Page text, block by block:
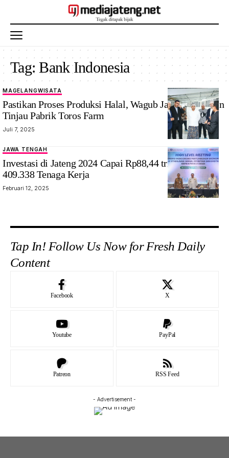
Tag:Bank Indonesia
MAGELANGWISATA
Pastikan Proses Produksi Halal, Wagub Jateng Taj Yasin
Tinjau Pabrik Toros Farm
Juli 7, 2025
PJ Gubernur
Jateng Nana
Sudjana saat
paparan
Foto:
Mediajateng.net/
Jateng
JAWA TENGAH
Investasi di Jateng 2024 Capai Rp88,44 triliun, Serap
409.338 Tenaga Kerja
Februari 12, 2025
Tap In! Follow Us Now for Fresh Daily
Content
Facebook X
Youtube PayPal
Patreon RSS Feed
- Advertisement -